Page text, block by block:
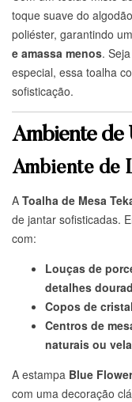
toque suave do
poliéster, garantindo
e amassa menos.
especial, essa toalha
sofisticação.
Ambiente de
Ambiente de
A Toalha de Mesa
de jantar sofisticadas.
com:
Louças de
detalhes
Copos de
Centros de
naturais ou
A estampa Blue
com uma decoração